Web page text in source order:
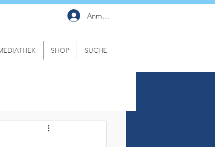
Anmelden
SHOP SUCHE